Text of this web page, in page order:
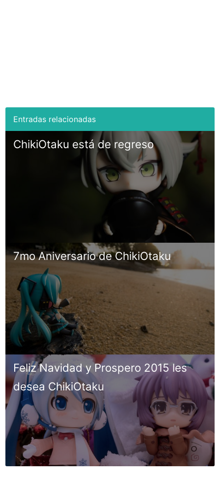
ChikiOtaku está de regreso
7mo Aniversario de ChikiOtaku
Feliz Navidad y Prospero 2015 les
desea ChikiOtaku